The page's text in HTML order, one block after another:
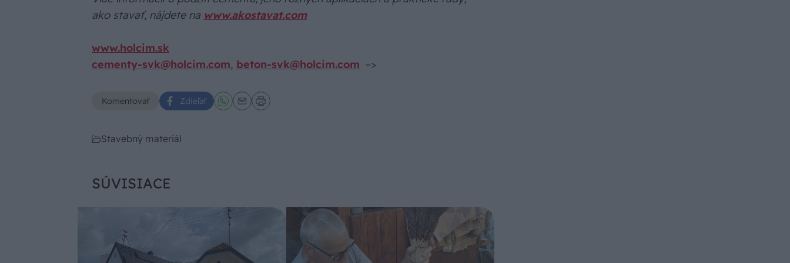
ako stavať, nájdete na www.akostavat.com
www.holcim.sk
cementy-svk@holcim.com, beton-svk@holcim.com –>
Komentovať Zdieľať
Stavebný materiál
SÚVISIACE